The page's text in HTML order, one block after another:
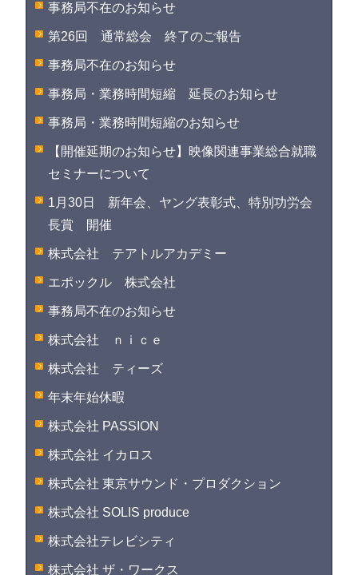
事務局不在のお知らせ
第26回 通常総会 終了のご報告
事務局不在のお知らせ
事務局・業務時間短縮 延長のお知らせ
事務局・業務時間短縮のお知らせ
【開催延期のお知らせ】映像関連事業総合就職
セミナーについて
1月30日 新年会、ヤング表彰式、特別功労会
長賞 開催
株式会社 テアトルアカデミー
エポックル 株式会社
事務局不在のお知らせ
株式会社 ｎｉｃｅ
株式会社 ティーズ
年末年始休暇
株式会社 PASSION
株式会社 イカロス
株式会社 東京サウンド・プロダクション
株式会社 SOLIS produce
株式会社テレビシティ
株式会社 ザ・ワークス